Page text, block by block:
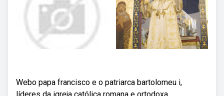
Webo papa francisco e o patriarca bartolomeu i,